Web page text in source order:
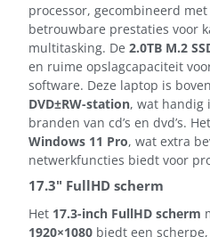
processor, gecombineerd met
betrouwbare prestaties voor
multitasking. De 2.0TB M.2
en ruime opslagcapaciteit
software. Deze laptop is
DVD±RW-station, wat handig
branden van cd’s en dvd’s.
Windows 11 Pro, wat extra
netwerkfuncties biedt voor
17.3" FullHD scherm
Het 17.3-inch FullHD scherm
1920×1080 biedt een